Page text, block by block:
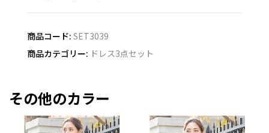
商品コード: SET3039
商品カテゴリー: ドレス3点セット
その他のカラー